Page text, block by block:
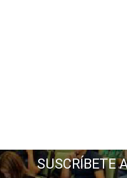
SUSCRÍBETE